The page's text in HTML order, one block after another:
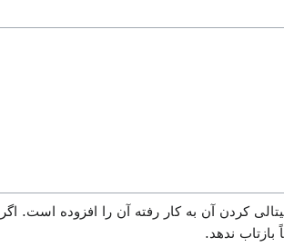
کردن آن به کار رفته آن را افزوده است.
ندهد.